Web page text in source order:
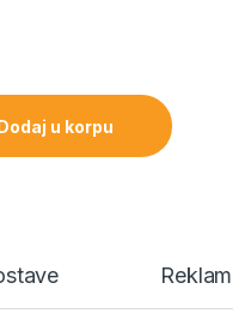
količina
u korpu